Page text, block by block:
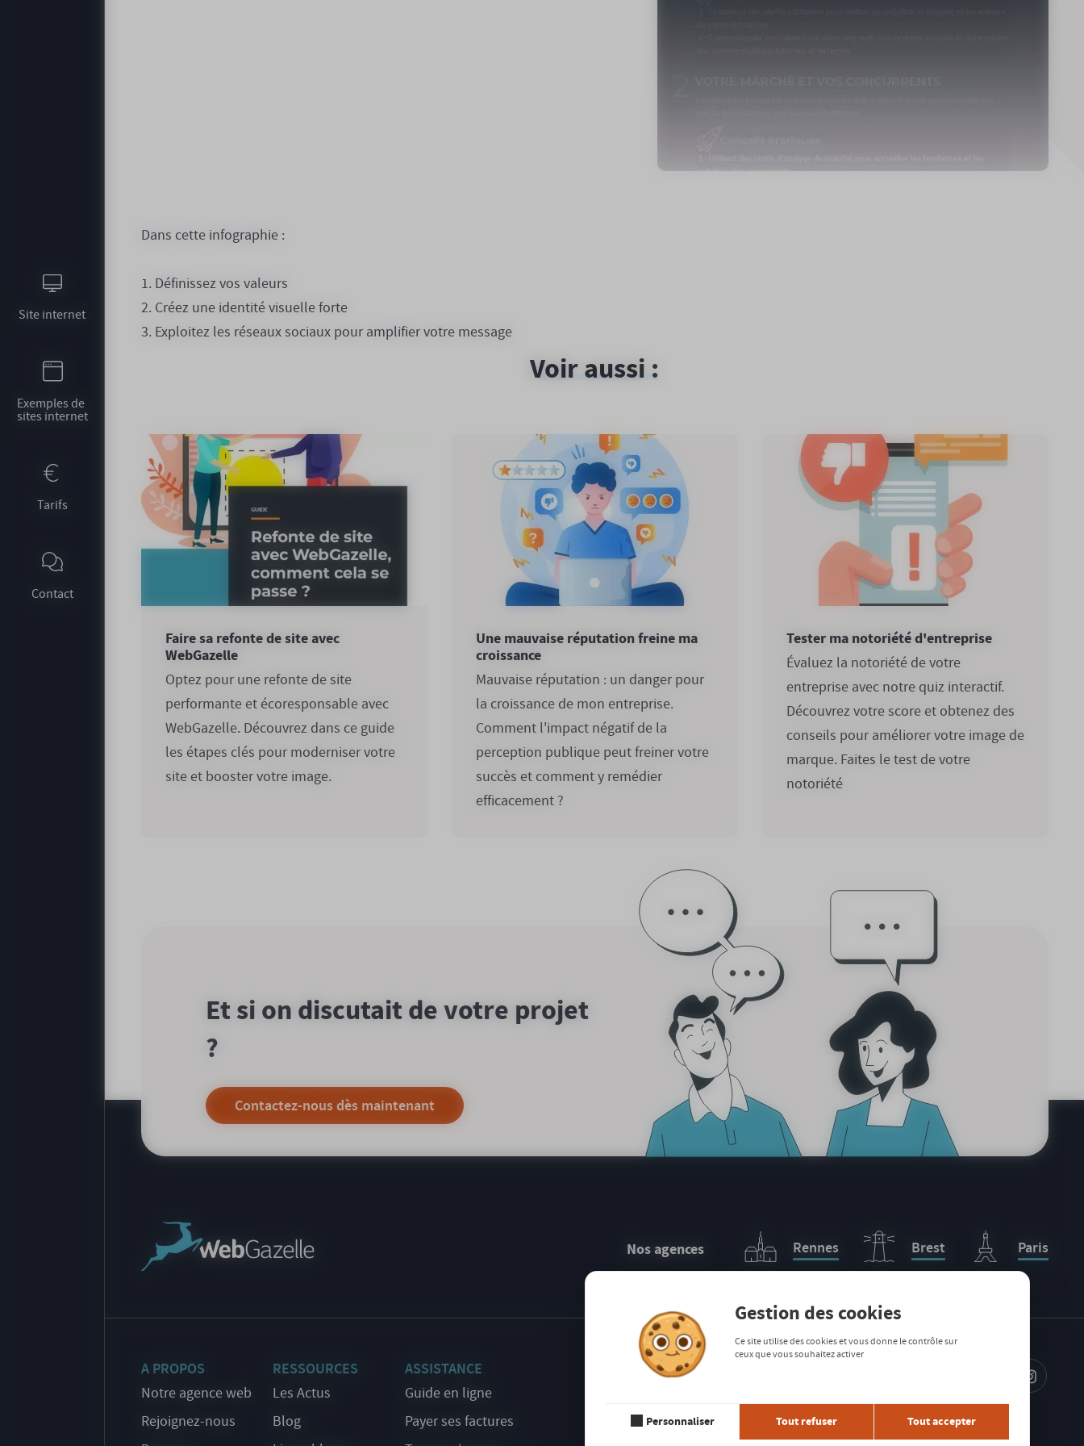
Site internet
Exemples de
sites internet
Tarifs
Contact
Dans cette infographie :
1. Définissez vos valeurs
2. Créez une identité visuelle forte
3. Exploitez les réseaux sociaux pour amplifier votre message
Voir aussi :
Faire sa refonte de site avec
WebGazelle
Optez pour une refonte de site
performante et écoresponsable avec
WebGazelle. Découvrez dans ce guide
les étapes clés pour moderniser votre
site et booster votre image.
Une mauvaise réputation freine ma
croissance
Mauvaise réputation : un danger pour
la croissance de mon entreprise.
Comment l'impact négatif de la
perception publique peut freiner votre
succès et comment y remédier
efficacement ?
Tester ma notoriété d'entreprise
Évaluez la notoriété de votre
entreprise avec notre quiz interactif.
Découvrez votre score et obtenez des
conseils pour améliorer votre image de
marque. Faites le test de votre
notoriété
Et si on discutait de votre projet
?
Contactez-nous dès maintenant
Nos agences Rennes Brest Paris
A PROPOS
Notre agence web
Rejoignez-nous
RESSOURCES
Les Actus
Blog
ASSISTANCE
Guide en ligne
Payer ses factures
S'INSCRIRE À LA
Gestion des cookies
Ce site utilise des cookies et vous donne le contrôle sur
ceux que vous souhaitez activer
Tout accepter
Tout refuser
Personnaliser